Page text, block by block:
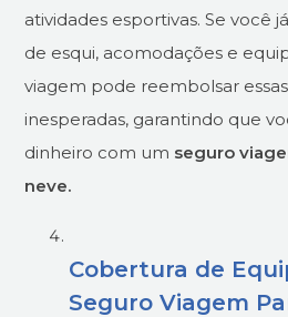
atividades esportivas. Se você
de esqui, acomodações e
viagem pode reembolsar
inesperadas, garantindo que
dinheiro com um seguro
neve.
Cobertura de
Seguro Viagem